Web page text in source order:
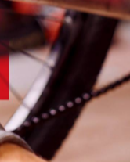
ラージュ。
らえており、よ